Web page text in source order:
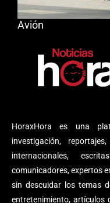
HoraxHora es una
investigación,
internacionales,
comunicadores, expertos
sin descuidar los temas
entretenimiento, artículos
Avión